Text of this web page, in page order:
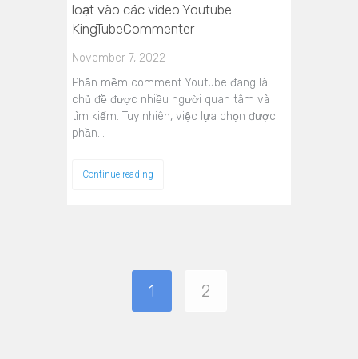
loạt vào các video Youtube -
KingTubeCommenter
November 7, 2022
Phần mềm comment Youtube đang là
chủ đề được nhiều người quan tâm và
tìm kiếm. Tuy nhiên, việc lựa chọn được
phần…
Continue reading
1 2